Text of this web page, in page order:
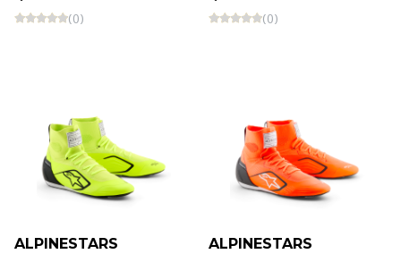
(0)
(0)
ALPINESTARS
ALPINESTARS